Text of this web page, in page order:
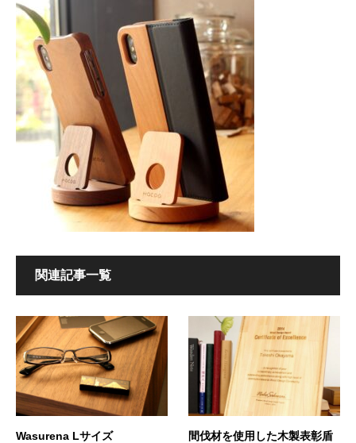
関連記事一覧
Wasurena Lサイズ 間伐材を使用した木製表彰盾